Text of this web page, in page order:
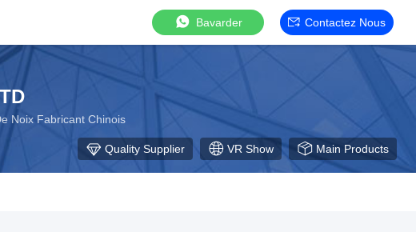
Bavarder Contactez Nous
Noix Fabricant Chinois
Quality Supplier VR Show Main Products